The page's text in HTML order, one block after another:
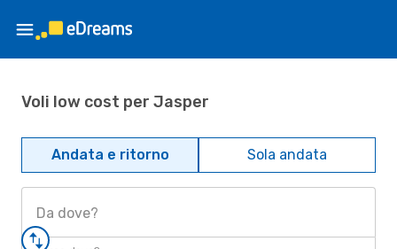
Voli low cost per Jasper
Andata e ritorno Sola andata
Da dove?